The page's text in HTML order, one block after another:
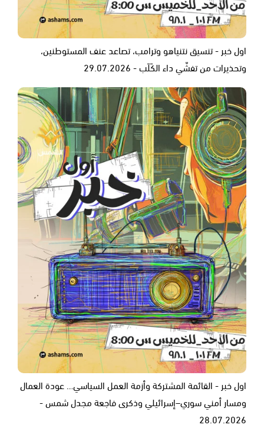
اول خبر - تنسيق نتنياهو وترامب، تصاعد عنف المستوطنين،
وتحذيرات من تفشّي داء الكَلَب - 29.07.2026
اول خبر - القائمة المشتركة وأزمة العمل السياسي… عودة العمال
ومسار أمني سوري–إسرائيلي وذكرى فاجعة مجدل شمس -
28.07.2026